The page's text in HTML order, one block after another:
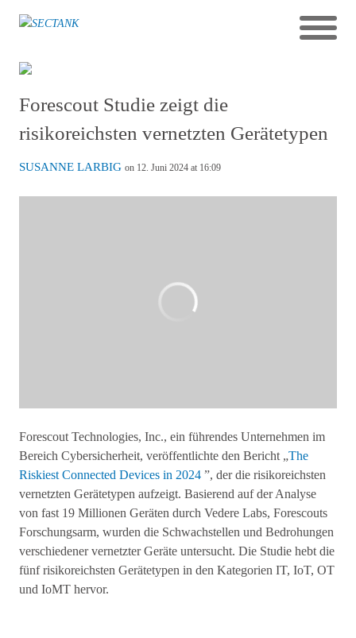
Forescout Studie zeigt die
risikoreichsten vernetzten Gerätetypen
SUSANNE LARBIG on 12. Juni 2024 at 16:09
Forescout Technologies, Inc., ein führendes Unternehmen im
Bereich Cybersicherheit, veröffentlichte den Bericht „The
Riskiest Connected Devices in 2024 ”, der die risikoreichsten
vernetzten Gerätetypen aufzeigt. Basierend auf der Analyse
von fast 19 Millionen Geräten durch Vedere Labs, Forescouts
Forschungsarm, wurden die Schwachstellen und Bedrohungen
verschiedener vernetzter Geräte untersucht. Die Studie hebt die
fünf risikoreichsten Gerätetypen in den Kategorien IT, IoT, OT
und IoMT hervor.